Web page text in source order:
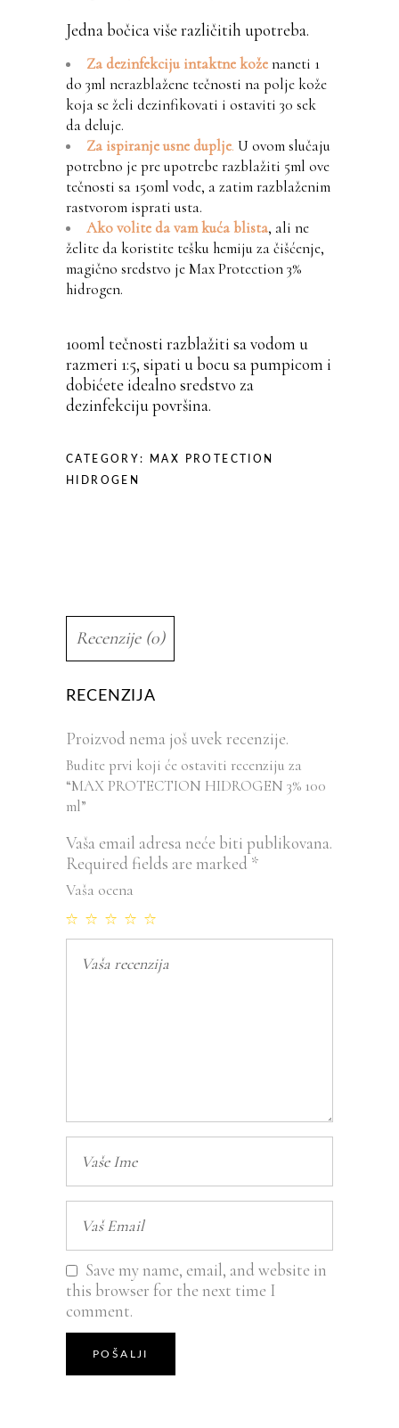
Jedna bočica više različitih upotreba.
Za dezinfekciju intaktne koženaneti 1
do 3ml nerazblažene tečnosti na polje kože
koja se želi dezinfikovati i ostaviti 30 sek
da deluje.
Za ispiranje usne duplje. U ovom slučaju
potrebno je pre upotrebe razblažiti 5ml ove
tečnosti sa 150ml vode, a zatim razblaženim
rastvorom isprati usta.
Ako volite da vam kuća blista, ali ne
želite da koristite tešku hemiju za čišćenje,
magično sredstvo je Max Protection 3%
hidrogen.
100ml tečnosti razblažiti sa vodom u
razmeri 1:5, sipati u bocu sa pumpicom i
dobićete idealno sredstvo za
dezinfekciju površina.
CATEGORY:
MAX PROTECTION
HIDROGEN
Recenzije (0)
RECENZIJA
Proizvod nema još uvek recenzije.
Budite prvi koji će ostaviti recenziju za
“MAX PROTECTION HIDROGEN 3% 100
ml”
Vaša email adresa neće biti publikovana.
Required fields are marked *
Vaša ocena
Save my name, email, and website in
this browser for the next time I
comment.